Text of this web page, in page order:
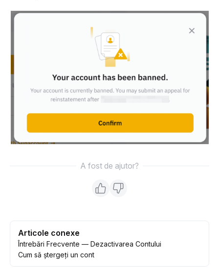
A fost de ajutor?
Articole conexe
Întrebări Frecvente — Dezactivarea Contului
Cum să ștergeți un cont